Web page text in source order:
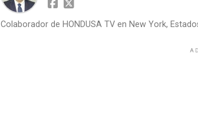
Colaborador de HONDUSA TV en New York,